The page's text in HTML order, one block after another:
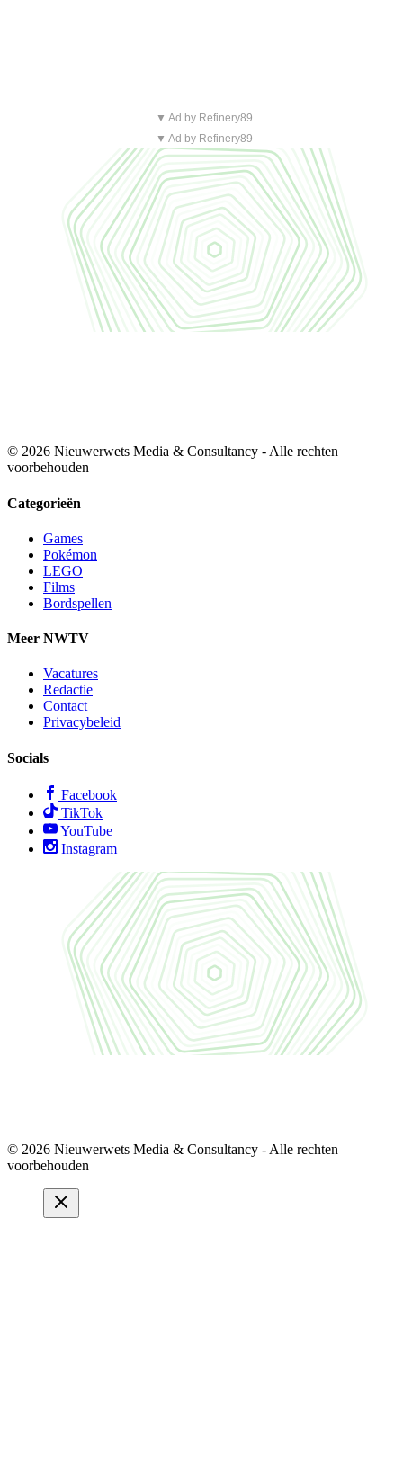
▼ Ad by Refinery89
▼ Ad by Refinery89
© 2026 Nieuwerwets Media & Consultancy - Alle rechten
voorbehouden
Categorieën
Games
Pokémon
LEGO
Films
Bordspellen
Meer NWTV
Vacatures
Redactie
Contact
Privacybeleid
Socials
Facebook
TikTok
YouTube
Instagram
© 2026 Nieuwerwets Media & Consultancy - Alle rechten
voorbehouden